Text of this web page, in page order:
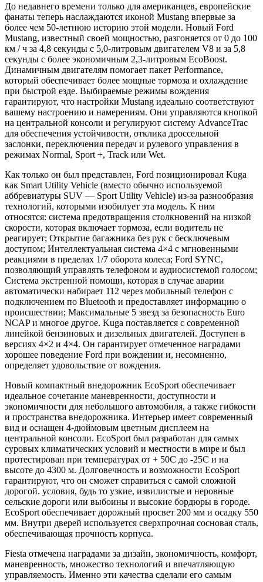
До недавнего времени только для американцев, европейские
фанаты теперь наслаждаются иконой Mustang впервые за
более чем 50-летнюю историю этой модели. Новый Ford
Mustang, известный своей мощностью, разгоняется от 0 до 100
км / ч за 4,8 секунды с 5,0-литровым двигателем V8 и за 5,8
секунды с более экономичным 2,3-литровым EcoBoost.
Динамичным двигателям помогает пакет Performance,
который обеспечивает более мощные тормоза и охлаждение
при быстрой езде. Выбираемые режимы вождения
гарантируют, что настройки Mustang идеально соответствуют
вашему настроению и намерениям. Они управляются кнопкой
на центральной консоли и регулируют систему AdvanceTrac
для обеспечения устойчивости, отклика дроссельной
заслонки, переключения передач и рулевого управления в
режимах Normal, Sport +, Track или Wet.
Как только он был представлен, Ford позиционировал Kuga
как Smart Utility Vehicle (вместо обычно используемой
аббревиатуры SUV — Sport Utility Vehicle) из-за разнообразия
технологий, которыми изобилует эта модель. К ним
относятся: система предотвращения столкновений на низкой
скорости, которая включает тормоза, если водитель не
реагирует; Открытие багажника без рук с бесключевым
доступом; Интеллектуальная система 4×4 с мгновенными
реакциями в пределах 1/7 оборота колеса; Ford SYNC,
позволяющий управлять телефоном и аудиосистемой голосом;
Система экстренной помощи, которая в случае аварии
автоматически набирает 112 через мобильный телефон с
подключением по Bluetooth и предоставляет информацию о
происшествии; Максимальные 5 звезд за безопасность Euro
NCAP и многое другое. Kuga поставляется с современной
линейкой бензиновых и дизельных двигателей. Доступен в
версиях 4×2 и 4×4. Он гарантирует отмеченное наградами
хорошее поведение Ford при вождении и, несомненно,
определяет удовольствие от вождения.
Новый компактный внедорожник EcoSport обеспечивает
идеальное сочетание маневренности, доступности и
экономичности для небольшого автомобиля, а также гибкости
и пространства внедорожника. Интерьер имеет современный
вид и оснащен 4-дюймовым цветным дисплеем на
центральной консоли. EcoSport был разработан для самых
суровых климатических условий и местности в мире и был
протестирован при температурах от + 50C до -25C и на
высоте до 4300 м. Долговечность и возможности EcoSport
гарантируют, что он сможет справиться с самой сложной
дорогой. условия, будь то узкие, извилистые и неровные
сельские дороги или выбоины и высокие бордюры в городе.
EcoSport обеспечивает дорожный просвет 200 мм и осадку 550
мм. Внутри дверей используется сверхпрочная сосновая сталь,
обеспечивающая прочность корпуса.
Fiesta отмечена наградами за дизайн, экономичность, комфорт,
маневренность, множество технологий и впечатляющую
управляемость. Именно эти качества сделали его самым